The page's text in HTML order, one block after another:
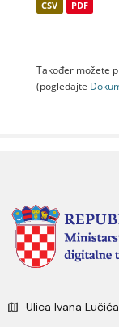
CSV PDF
Također možete
(pogledajte